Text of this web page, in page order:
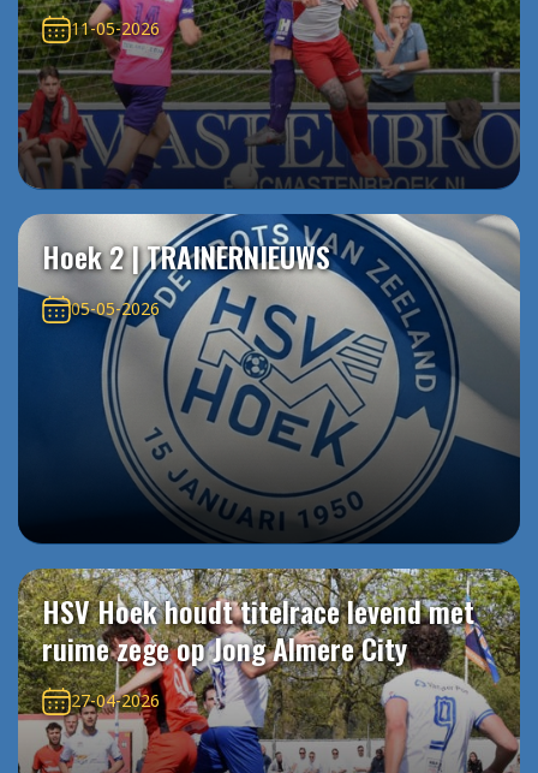
11-05-2026
Hoek 2 | TRAINERNIEUWS
05-05-2026
HSV Hoek houdt titelrace levend met
ruime zege op Jong Almere City
27-04-2026